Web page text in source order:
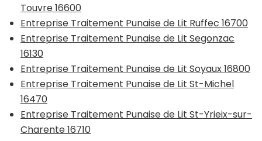
Touvre 16600
Entreprise Traitement Punaise de Lit Ruffec 16700
Entreprise Traitement Punaise de Lit Segonzac
16130
Entreprise Traitement Punaise de Lit Soyaux 16800
Entreprise Traitement Punaise de Lit St-Michel
16470
Entreprise Traitement Punaise de Lit St-Yrieix-sur-
Charente 16710